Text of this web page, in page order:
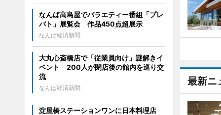
最新ニ
なんば高島屋でバラエティー番組「プレ
バト」展覧会 作品450点超展示
なんば経済新聞
大丸心斎橋店で「従業員向け」謎解きイ
ベント 200人が閉店後の館内を巡り交
流
なんば経済新聞
淀屋橋ステーションワンに日本料理店